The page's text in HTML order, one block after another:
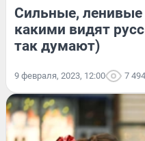
Сильные, ленивые
какими видят
так думают)
9 февраля, 2023, 12:00 7 494